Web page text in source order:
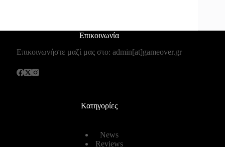
Επικοινωνία
Επικοινωνήστε μαζί μας στο: admin[at]gameover.gr
Κατηγορίες
News
Reviews